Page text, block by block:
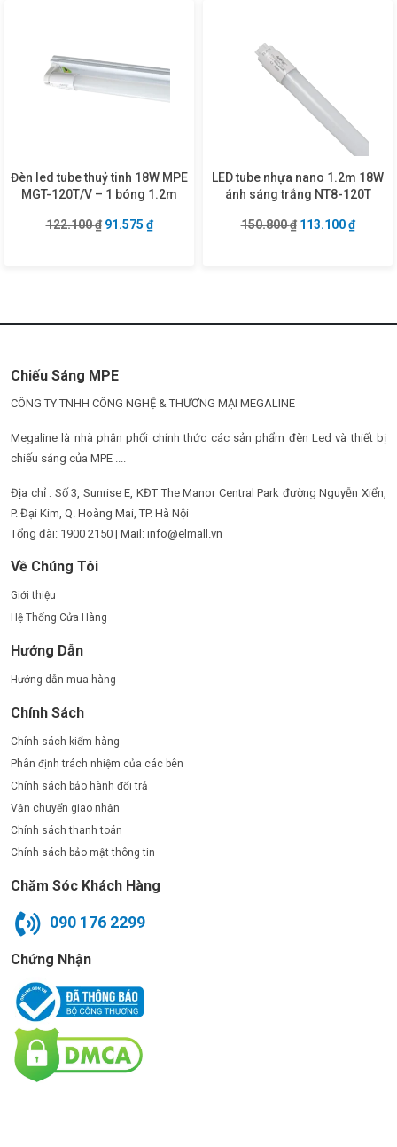
Đèn led tube thuỷ tinh 18W MPE
MGT-120T/V – 1 bóng 1.2m
122.100₫ Giá gốc là: 122.100 ₫.
91.575 ₫Giá hiện tại là: 91.575 ₫.
LED tube nhựa nano 1.2m 18W
ánh sáng trắng NT8-120T
150.800₫ Giá gốc là:
113.100₫Giá
Chiếu Sáng MPE
CÔNG TY TNHH CÔNG NGHỆ & THƯƠNG MẠI MEGALINE
Megaline là nhà phân phối chính thức các sản phẩm đèn Led và thiết bị
chiếu sáng của MPE ....
Địa chỉ : Số 3, Sunrise E, KĐT The Manor Central Park đường Nguyễn Xiển,
P. Đại Kim, Q. Hoàng Mai, TP. Hà Nội
Tổng đài: 1900 2150 | Mail: info@elmall.vn
Về Chúng Tôi
Giới thiệu
Hệ Thống Cửa Hàng
Hướng Dẫn
Hướng dẫn mua hàng
Chính Sách
Chính sách kiểm hàng
Phân định trách nhiệm của các bên
Chính sách bảo hành đổi trả
Vận chuyển giao nhận
Chính sách thanh toán
Chính sách bảo mật thông tin
Chăm Sóc Khách Hàng
090 176 2299
Chứng Nhận